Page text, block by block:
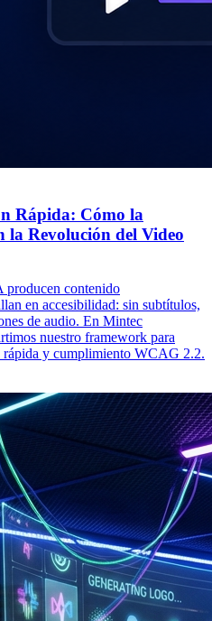
Rápida: Cómo la
la Revolución del Video
producen contenido
en accesibilidad: sin subtítulos,
de audio. En Mintec
nuestro framework para
rápida y cumplimiento WCAG 2.2.